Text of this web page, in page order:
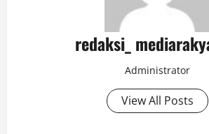
redaksi_
Administrator
View All Posts